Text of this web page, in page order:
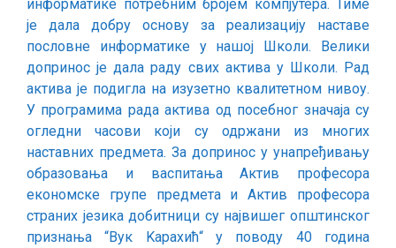
информатике потребним бројем компјутера. Тиме
је дала добру основу за реализацију наставе
пословне информатике у нашој Школи. Велики
допринос је дала раду свих актива у Школи. Рад
актива је подигла на изузетно квалитетном нивоу.
У програмима рада актива од посебног значаја су
огледни часови који су одржани из многих
наставних предмета. За допринос у унапређивању
образовања и васпитања Актив професора
економске групе предмета и Актив професора
страних језика добитници су највишег општинског
признања “Вук Kараxић“ у поводу 40 година